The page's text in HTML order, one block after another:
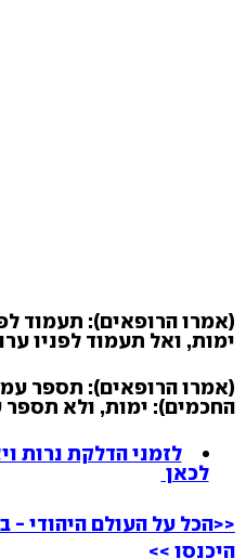
(אמרו הרופאים): תעמוד
ימות, ואל תעמוד לפניו
(אמרו הרופאים): תספר
החכמים): ימות, ולא תספר
לזמני הדלקת נרות
לכאן
<<הכל על העולם היהודי -
היכנסו >>